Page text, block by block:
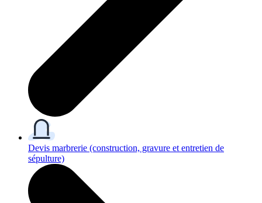
Devis marbrerie (construction, gravure et entretien de
sépulture)